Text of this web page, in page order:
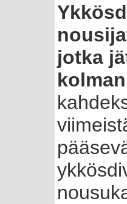
jotka